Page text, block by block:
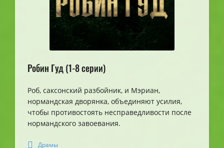
Робин Гуд (1-8 серии)
Роб, саксонский разбойник, и Мэриан,
нормандская дворянка, объединяют усилия,
чтобы противостоять несправедливости после
нормандского завоевания.
Драмы